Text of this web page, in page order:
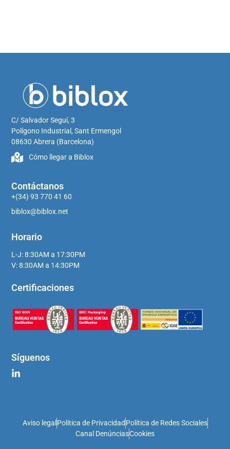
C/ Salvador Seguí, 3
Polígono Industrial, Sant Ermengol
08630 Abrera (Barcelona)
Cómo llegar a Biblox
Contáctanos
+(34) 93 770 41 60
biblox@biblox.net
Horario
L-J: 8:30AM a 17:30PM
V: 8:30AM a 14:30PM
Certificaciones
Síguenos
Aviso legal Política de Privacidad Política de Redes Sociales
Canal DenúnciasCookies